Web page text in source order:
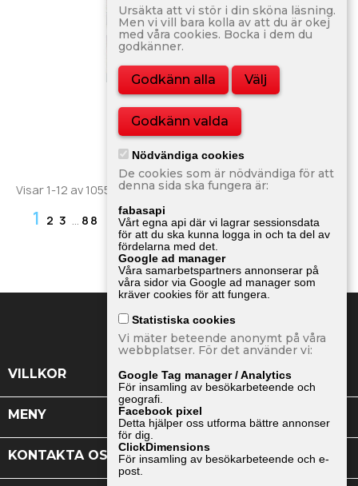
80,00 kr
Visar 1-12 av 1055 objekt
1 2 3 88 Nästa
Tillbaka till toppen 
VILLKOR
MENY
KONTAKTA OSS 
Ursäkta att vi stör i din sköna läsning.
Men vi vill bara kolla av att du är okej
med våra cookies. Bocka i dem du
godkänner.
Godkänn alla Välj
Godkänn valda
Nödvändiga cookies
De cookies som är nödvändiga för att
denna sida ska fungera är:
fabasapi
Vårt egna api där vi lagrar sessionsdata
för att du ska kunna logga in och ta del av
fördelarna med det.
Google ad manager
Våra samarbetspartners annonserar på
våra sidor via Google ad manager som
kräver cookies för att fungera.
Statistiska cookies
Vi mäter beteende anonymt på våra
webbplatser. För det använder vi:
Google Tag manager / Analytics
För insamling av besökarbeteende och
geografi.
Facebook pixel
Detta hjälper oss utforma bättre annonser
för dig.
ClickDimensions
För insamling av besökarbeteende och e-
post.